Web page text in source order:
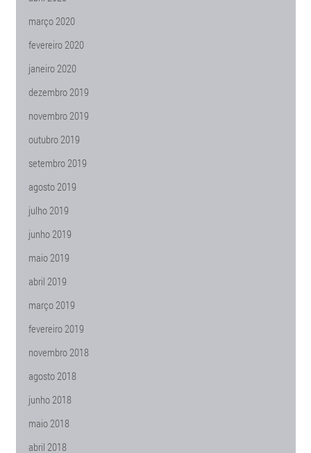
março 2020
fevereiro 2020
janeiro 2020
dezembro 2019
novembro 2019
outubro 2019
setembro 2019
agosto 2019
julho 2019
junho 2019
maio 2019
abril 2019
março 2019
fevereiro 2019
novembro 2018
agosto 2018
junho 2018
maio 2018
abril 2018